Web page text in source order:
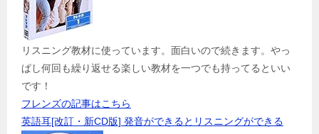
リスニング教材に使っています。面白いので続きます。やっ
ぱし何回も繰り返せる楽しい教材を一つでも持ってるといい
です！
フレンズの記事はこちら
英語耳[改訂・新CD版] 発音ができるとリスニングができる